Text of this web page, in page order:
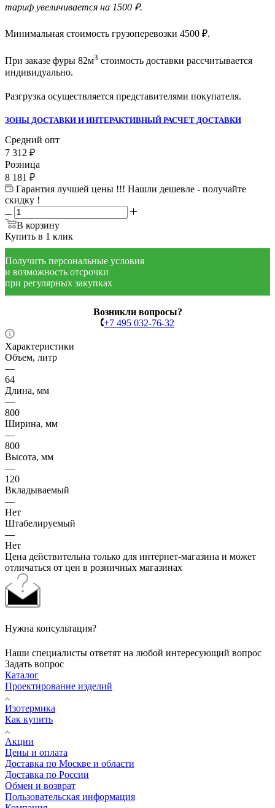
тариф увеличивается на 1500 ₽.
Минимальная стоимость грузоперевозки 4500 ₽.
При заказе фуры 82м3 стоимость доставки рассчитывается
индивидуально.
Разгрузка осуществляется представителями покупателя.
ЗОНЫ ДОСТАВКИ И ИНТЕРАКТИВНЫЙ РАСЧЕТ ДОСТАВКИ
Средний опт
7 312 ₽
Розница
8 181 ₽
Гарантия лучшей цены !!! Нашли дешевле - получайте
скидку !
В корзину
Купить в 1 клик
Получить персональные условия
и возможность отсрочки
при регулярных закупках
Возникли вопросы?
+7 495 032-76-32
Характеристики
Объем, литр
—
64
Длина, мм
—
800
Ширина, мм
—
800
Высота, мм
—
120
Вкладываемый
—
Нет
Штабелируемый
—
Нет
Цена действительна только для интернет-магазина и может
отличаться от цен в розничных магазинах
Нужна консультация?
Наши специалисты ответят на любой интересующий вопрос
Задать вопрос
Каталог
Проектирование изделий
Изотермика
Как купить
Акции
Цены и оплата
Доставка по Москве и области
Доставка по России
Обмен и возврат
Пользовательская информация